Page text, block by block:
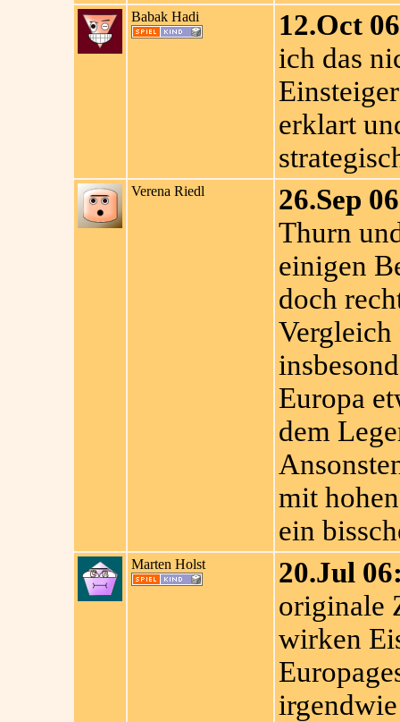
Babak Hadi
12.Oct
ich das
erklart
Verena Riedl
26.Sep
Thurn
einigen
doch
Europa
dem
mit
ein
Marten Holst
20.Jul
originale
wirken